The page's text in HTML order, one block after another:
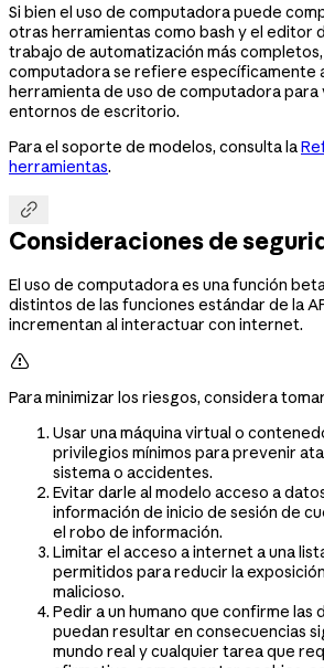
Si bien el uso de computadora puede
otras herramientas como bash y el editor
trabajo de automatización más
computadora se refiere específicamente
herramienta de uso de computadora
entornos de escritorio.
Para el soporte de modelos, consulta la
herramientas.

Consideraciones de
El uso de computadora es una función
distintos de las funciones estándar de la
incrementan al interactuar con internet.

Para minimizar los riesgos, considera
Usar una máquina virtual o
privilegios mínimos para prevenir
sistema o accidentes.
Evitar darle al modelo acceso a
información de inicio de sesión de
el robo de información.
Limitar el acceso a internet a una
permitidos para reducir la
malicioso.
Pedir a un humano que confirme las
puedan resultar en consecuencias
mundo real y cualquier tarea que